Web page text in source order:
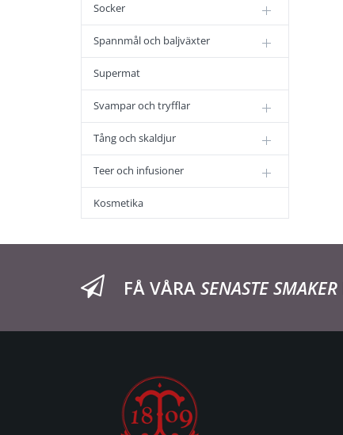
Socker
Spannmål och baljväxter
Supermat
Svampar och tryfflar
Tång och skaldjur
Teer och infusioner
Kosmetika
FÅ VÅRA SENASTE SMAKER